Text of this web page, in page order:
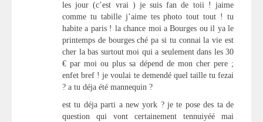
les jour (c’est vrai ) je suis fan de toii ! jaime
comme tu tabille j’aime tes photo tout tout ! tu
habite a paris ! la chance moi a Bourges ou il ya le
printemps de bourges ché pa si tu connai la vie est
cher la bas surtout moi qui a seulement dans les 30
€ par moi ou plus sa dépend de mon cher pere ;
enfet bref ! je voulai te demendé quel taille tu fezai
? a tu déja été mannequin ?
est tu déja parti a new york ? je te pose des ta de
question qui vont certainement tennuiyéé mai